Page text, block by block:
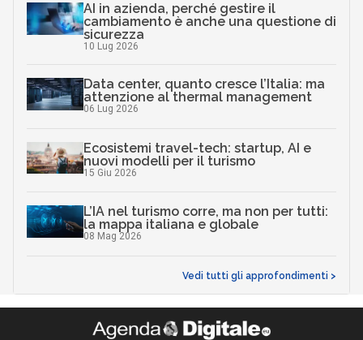
AI in azienda, perché gestire il
cambiamento è anche una questione di
sicurezza
10 Lug 2026
Data center, quanto cresce l’Italia: ma
attenzione al thermal management
06 Lug 2026
Ecosistemi travel-tech: startup, AI e
nuovi modelli per il turismo
15 Giu 2026
L’IA nel turismo corre, ma non per tutti:
la mappa italiana e globale
08 Mag 2026
Vedi tutti gli approfondimenti >